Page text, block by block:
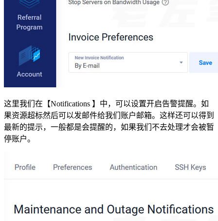
这里我们在【Notifications 】中，可以设置开启告警提醒。如
果资源超标然后可以发邮件给我们账户邮箱。这样还可以得到
最新的提示，一般都是会提醒的，如果我们不去处理才会被暂
停账户。